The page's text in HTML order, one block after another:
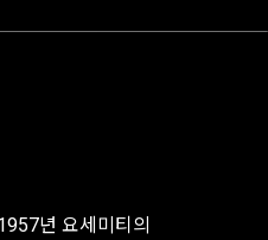
년 요세미티의